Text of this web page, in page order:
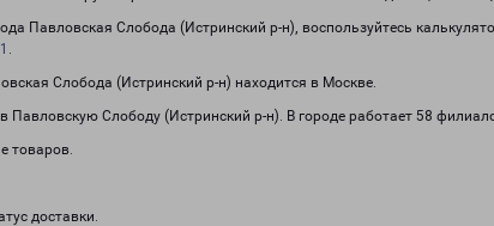
Павловская Слобода (Истринский р-н), воспользуйтесь
.
Слобода (Истринский р-н) находится в Москве.
Павловскую Слободу (Истринский р-н). В городе работает 58
товаров.
доставки.